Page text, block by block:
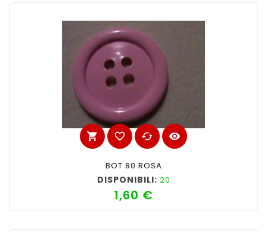
shopping_cart favorite_border cached visibility
BOT 80 ROSA
DISPONIBILI: 20
1,60 €